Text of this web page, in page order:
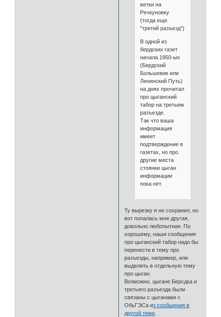
ветки на
Речкуновку
(тогда еще
"третий разъезд")
В одной из
бердских газет
начала 1950-ых
(Бердский
Большевик или
Ленинский Путь)
на днях прочитал
про цыганский
табор на третьем
разъезде.
Так что ваша
информация
имеет
подтверждение в
газетах, но про
другие места
стоянки цыган
информации
пока нет.
Ту вырезку я не сохранил, но
вот попалась мне другая,
довольно любопытная. По
хорошему, наши сообщения
про цыганский табор надо бы
перенести в тему про
разъезды, например, или
выделить в отдельную тему
про цыган.
Возможно, цыгане Берсдка и
третьего разъезда были
связаны с цыганами с
ОбьГЭСа из сообщения в
другой теме